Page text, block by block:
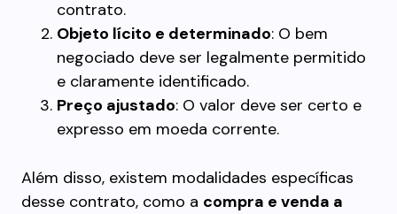
contrato.
Objeto lícito e determinado: O bem
negociado deve ser legalmente permitido
e claramente identificado.
Preço ajustado: O valor deve ser certo e
expresso em moeda corrente.
Além disso, existem modalidades específicas
desse contrato, como a compra e venda a